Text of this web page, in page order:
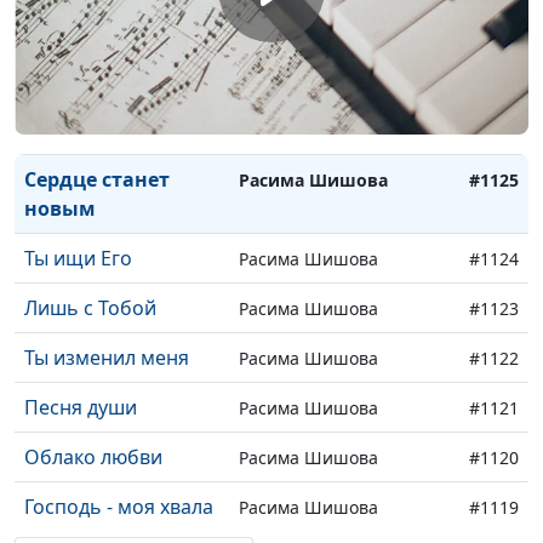
Пою Тебе Расима Шишова #1127
Возвращайтесь
домой
Расима Шишова #1126
Сердце станет
новым
Расима Шишова #1125
Ты ищи Его Расима Шишова #1124
Лишь с Тобой Расима Шишова #1123
Ты изменил меня Расима Шишова #1122
Песня души Расима Шишова #1121
Облако любви Расима Шишова #1120
Господь - моя хвала Расима Шишова #1119